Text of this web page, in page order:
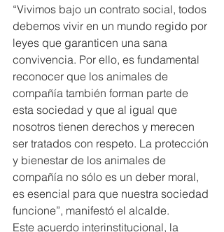
“Vivimos bajo un contrato social, todos
debemos vivir en un mundo regido por
leyes que garanticen una sana
convivencia. Por ello, es fundamental
reconocer que los animales de
compañía también forman parte de
esta sociedad y que al igual que
nosotros tienen derechos y merecen
ser tratados con respeto. La protección
y bienestar de los animales de
compañía no sólo es un deber moral,
es esencial para que nuestra sociedad
funcione”, manifestó el alcalde.
Este acuerdo interinstitucional, la